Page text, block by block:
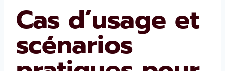
Cas d’usage et
scénarios